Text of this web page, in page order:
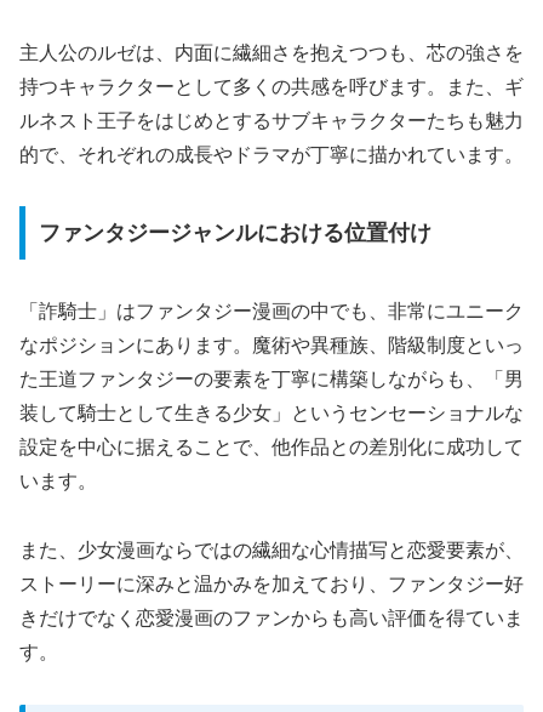
主人公のルゼは、内面に繊細さを抱えつつも、芯の強さを
持つキャラクターとして多くの共感を呼びます。また、ギ
ルネスト王子をはじめとするサブキャラクターたちも魅力
的で、それぞれの成長やドラマが丁寧に描かれています。
ファンタジージャンルにおける位置付け
「詐騎士」はファンタジー漫画の中でも、非常にユニーク
なポジションにあります。魔術や異種族、階級制度といっ
た王道ファンタジーの要素を丁寧に構築しながらも、「男
装して騎士として生きる少女」というセンセーショナルな
設定を中心に据えることで、他作品との差別化に成功して
います。
また、少女漫画ならではの繊細な心情描写と恋愛要素が、
ストーリーに深みと温かみを加えており、ファンタジー好
きだけでなく恋愛漫画のファンからも高い評価を得ていま
す。